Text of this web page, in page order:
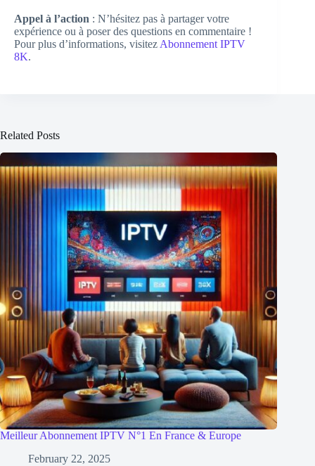
Appel à l’action : N’hésitez pas à partager votre
expérience ou à poser des questions en commentaire !
Pour plus d’informations, visitez Abonnement IPTV
8K.
Related Posts
Meilleur Abonnement IPTV N°1 En France & Europe
February 22, 2025